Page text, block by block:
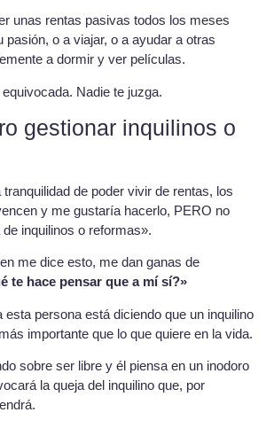
unas rentas pasivas todos los meses
pasión, o a viajar, o a ayudar a otras
a dormir y ver películas.
Nadie te juzga.
gestionar inquilinos o
de poder vivir de rentas, los
y me gustaría hacerlo, PERO no
inquilinos o reformas».
me dice esto, me dan ganas de
te hace pensar que a mí sí?»
esta persona está diciendo que un inquilino
importante que lo que quiere en la vida.
sobre ser libre y él piensa en un inodoro
la queja del inquilino que, por